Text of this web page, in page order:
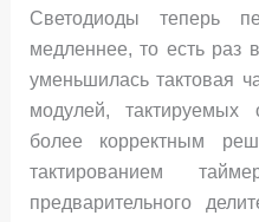
Светодиоды теперь
медленнее, то есть раз
уменьшилась тактовая
модулей,
более корректным
тактированием
предварительного